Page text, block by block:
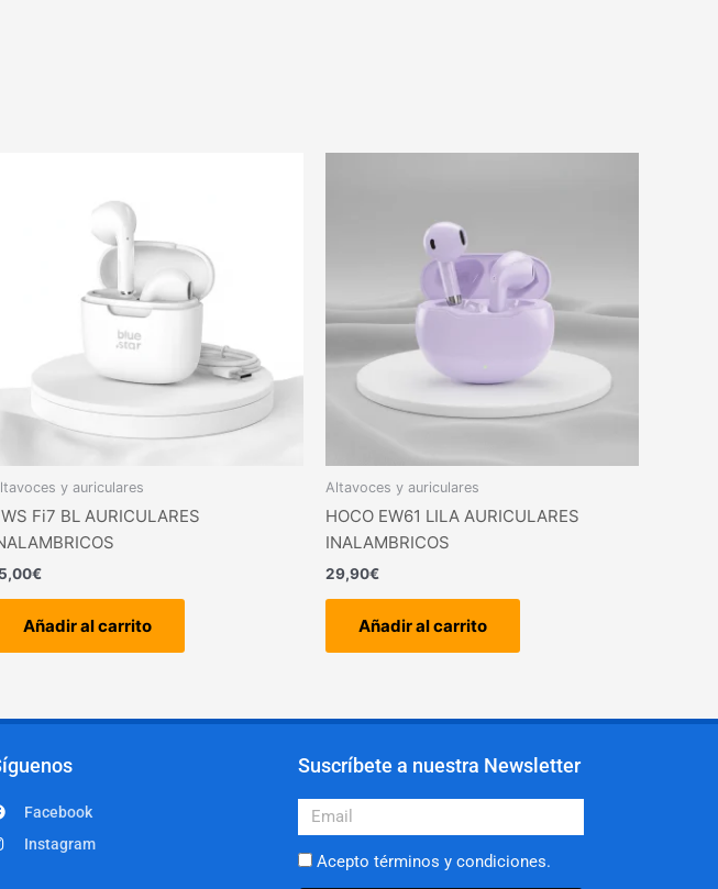
y auriculares
Fi7 BL AURICULARES
€
Añadir al carrito
Altavoces y auriculares
HOCO EW61 LILA AURICULARES
INALAMBRICOS
29,90€
Añadir al carrito
Facebook
Instagram
Suscríbete a nuestra Newsletter
Email
Acepto términos y condiciones.